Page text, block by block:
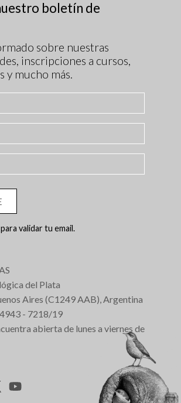
boletín de
sobre nuestras
inscripciones a cursos,
y mucho más.
validar tu email.
del Plata
Aires (C1249 AAB), Argentina
- 7218/19
abierta de lunes a viernes de